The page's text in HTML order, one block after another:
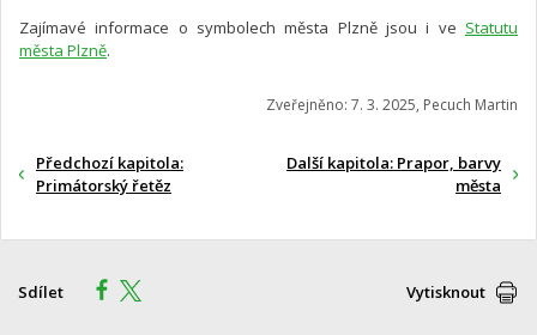
Zajímavé informace o symbolech města Plzně jsou i ve Statutu
města Plzně.
Zveřejněno: 7. 3. 2025, Pecuch Martin
Předchozí kapitola:
Primátorský řetěz
Další kapitola: Prapor, barvy
města
Sdílet Vytisknout